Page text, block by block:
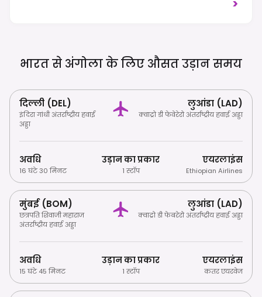
>
भारत से अंगोला के लिए औसत उड़ानसमय
दिल्ली (DEL)
इंदिरा गांधी अंतर्राष्ट्रीय हवाई
अड्डा
लुआंडा (LAD)
क्वाट्रो डी फेवेरेरो अंतर्राष्ट्रीय हवाई अड्डा
अवधि
16 घंटे 30 मिनट
उड़ान का प्रकार
1 स्टॉप
एयरलाइंस
Ethiopian Airlines
मुंबई (BOM)
छत्रपति शिवाजी महाराज
अंतर्राष्ट्रीय हवाई अड्डा
लुआंडा (LAD)
क्वाट्रो डी फेबरेरो अंतर्राष्ट्रीय हवाई अड्डा
अवधि
15 घंटे 45 मिनट
उड़ान का प्रकार
1 स्टॉप
एयरलाइंस
कतर एयरवेज